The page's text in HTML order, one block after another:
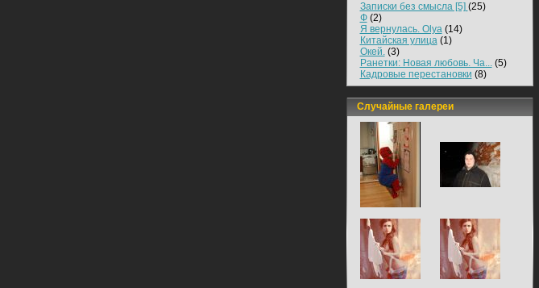
Записки без смысла [5] (25)
Ф(2)
Я вернулась. Olya(14)
Китайская улица(1)
Окей.(3)
Ранетки: Новая любовь. Ча...(5)
Кадровые перестановки (8)
Случайные галереи